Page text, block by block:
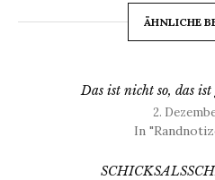
ÄHNLICHE
Das ist nicht so, das
2.
In